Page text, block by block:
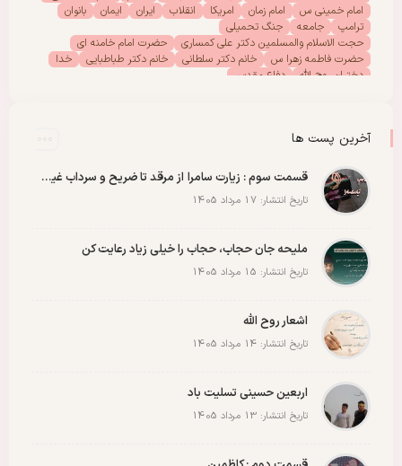
امام خمینی س
امام زمان امریکا انقلاب ایران ایمان
بانوان
ترامپ
جامعه
جنگ تحمیلی
حجت الاسلام والمسلمین دکتر علی کمساری
حضرت امام خامنه ای
حضرت فاطمه زهرا س
خانم دکتر سلطانی خانم دکتر طباطبایی
خدا
دختران روح الله
دفاع مقدس
مادران شهدا
مجمع دختران روح اللهآخرین پست ها
قسمت سوم : زیارت سامرا از مرقد تا ضریح و سرداب غیبت امام زمان عجل الله رو با عشق ببینید
تاریخ انتشار: 17 مرداد 1405
ملیحه جان حجاب، حجاب را خیلی زیاد رعایت کن
تاریخ انتشار: 15 مرداد 1405
اشعار روح الله
تاریخ انتشار: 14 مرداد 1405
اربعین حسینی تسلیت باد
تاریخ انتشار: 13 مرداد 1405